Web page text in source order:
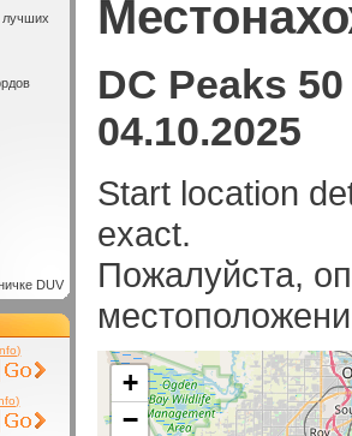
лучших
DUV
DC Peaks
04.10.2025
Start location
exact.
Пожалуйста,
+
−